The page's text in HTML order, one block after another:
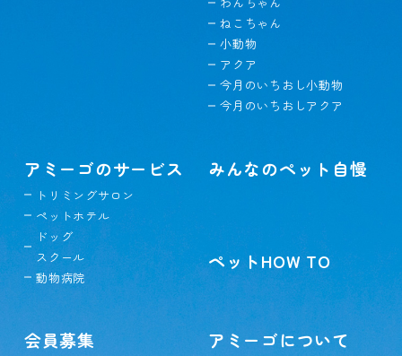
ねこちゃん
小動物
アクア
今月のいちおし小動物
今月のいちおしアクア
アミーゴのサービス
トリミングサロン
ペットホテル
ドッグ
スクール
動物病院
みんなのペット自慢
ペットHOW TO
会員募集 アミーゴについて